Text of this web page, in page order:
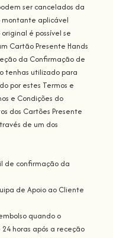
ser cancelados da
aplicável
é possível se
Cartão Presente Hands
da Confirmação de
tenhas utilizado para
por estes Termos e
e Condições do
dos Cartões Presente
de um dos
de confirmação da
de Apoio ao Cliente
quando o
horas após a receção